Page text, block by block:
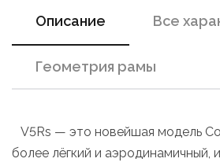
Описание Все
Геометрия рамы
V5Rs — это новейшая модель
более лёгкий и аэродинамичный,